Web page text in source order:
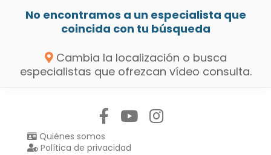
No encontramos a un especialista que
coincida con tu búsqueda
Cambia la localización o busca
especialistas que ofrezcan vídeo consulta.
Quiénes somos
Política de privacidad